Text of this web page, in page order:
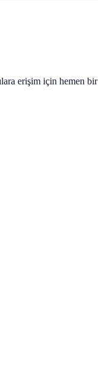
erişim için hemen